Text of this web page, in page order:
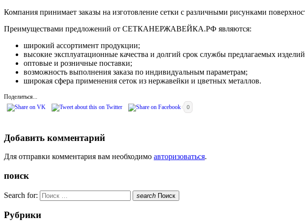
Компания принимает заказы на изготовление сетки с различными рисунками
Преимуществами предложений от СЕТКАНЕРЖАВЕЙКА.РФ являются:
широкий ассортимент продукции;
высокие эксплуатационные качества и долгий срок службы предлагаемых
оптовые и розничные поставки;
возможность выполнения заказа по индивидуальным параметрам;
широкая сфера применения сеток из нержавейки и цветных металлов.
Поделиться...
0
Добавить комментарий
Для отправки комментария вам необходимо авторизоваться.
поиск
Search for: search Поиск
Рубрики